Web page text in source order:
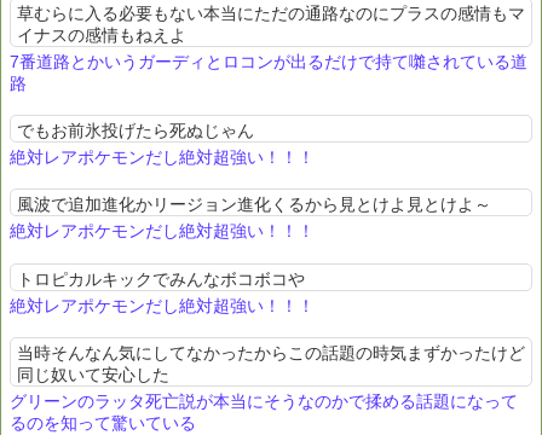
草むらに入る必要もない本当にただの通路なのにプラスの感情もマ
イナスの感情もねえよ
7番道路とかいうガーディとロコンが出るだけで持て囃されている道
路
でもお前氷投げたら死ぬじゃん
絶対レアポケモンだし絶対超強い！！！
風波で追加進化かリージョン進化くるから見とけよ見とけよ～
絶対レアポケモンだし絶対超強い！！！
トロピカルキックでみんなボコボコや
絶対レアポケモンだし絶対超強い！！！
当時そんなん気にしてなかったからこの話題の時気まずかったけど
同じ奴いて安心した
グリーンのラッタ死亡説が本当にそうなのかで揉める話題になって
るのを知って驚いている